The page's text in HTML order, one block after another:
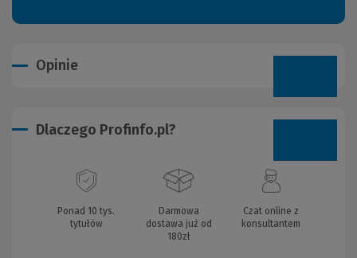
Opinie
Dlaczego Profinfo.pl?
Ponad 10 tys.
tytułów
Darmowa
dostawa już od
180zł
Czat online z
konsultantem